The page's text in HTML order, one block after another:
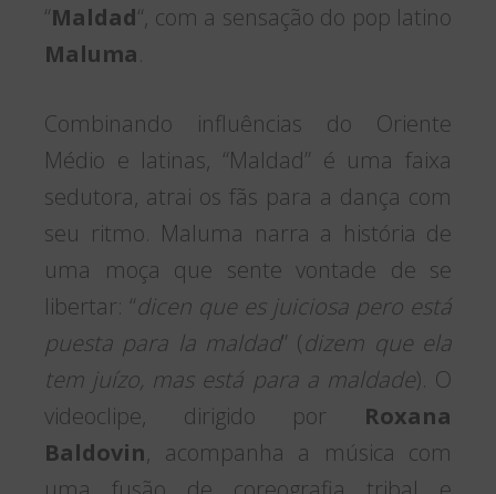
“Maldad“, com a sensação do pop latino
Maluma.
Combinando influências do Oriente
Médio e latinas, “Maldad” é ​​uma faixa
sedutora, atrai os fãs para a dança com
seu ritmo. Maluma narra a história de
uma moça que sente vontade de se
libertar: “dicen que es juiciosa pero está
puesta para la maldad” (dizem que ela
tem juízo, mas está para a maldade). O
videoclipe, dirigido por Roxana
Baldovin, acompanha a música com